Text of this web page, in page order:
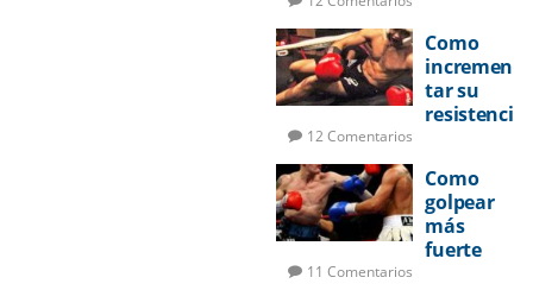
Como
incremen
tar su
resistenci
12 Comentarios
Como
golpear
más
fuerte
11 Comentarios